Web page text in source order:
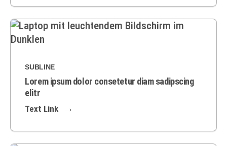
SUBLINE
Lorem ipsum dolor consetetur diam sadipscing
elitr
Text Link